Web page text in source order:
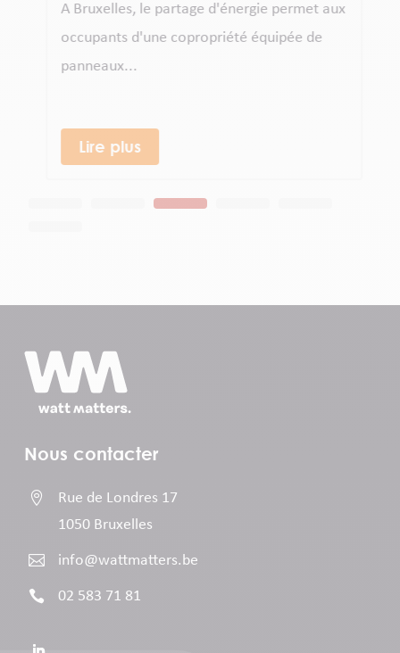
A Bruxelles, le partage d'énergie permet aux
occupants d'une copropriété équipée de
panneaux...
Lire plus
Nous contacter

Rue de Londres 17
1050 Bruxelles
 info@wattmatters.be
 02 583 71 81